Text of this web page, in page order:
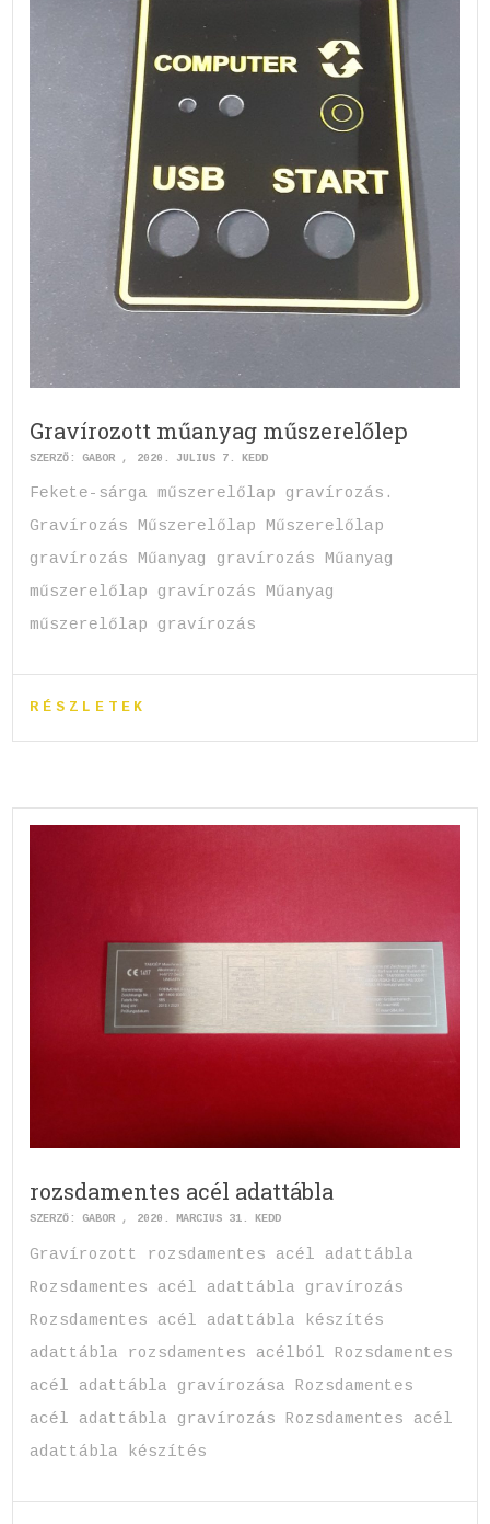
Gravírozott műanyag műszerelőlep
SZERZŐ:GABOR 2020. JÚLIUS 7. KEDD
Fekete-sárga műszerelőlap gravírozás.
Gravírozás Műszerelőlap Műszerelőlap
gravírozás Műanyag gravírozás Műanyag
műszerelőlap gravírozás Műanyag
műszerelőlap gravírozás
RÉSZLETEK
rozsdamentes acél adattábla
SZERZŐ:GABOR 2020. MÁRCIUS 31. KEDD
Gravírozott rozsdamentes acél adattábla
Rozsdamentes acél adattábla gravírozás
Rozsdamentes acél adattábla készítés
adattábla rozsdamentes acélból Rozsdamentes
acél adattábla gravírozása Rozsdamentes
acél adattábla gravírozás Rozsdamentes acél
adattábla készítés